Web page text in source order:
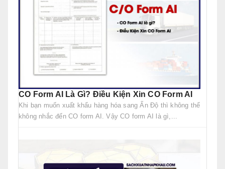
CO Form AI Là Gì? Điều Kiện Xin CO Form AI
Khi bạn muốn xuất khẩu hàng hóa sang Ấn Độ thì không thể
không nhắc đến CO form AI. Vậy CO form AI là gì,...